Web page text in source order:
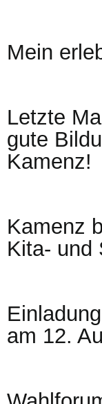
Mein
Letzte
gute
Kamenz!
Kamenz
Kita- und
am 12.